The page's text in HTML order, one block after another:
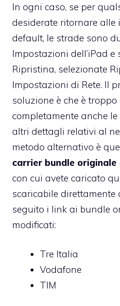
In ogni caso, se per
desiderate ritornare alle
default, le strade sono
Impostazioni dell’iPad e
Ripristina, selezionate
Impostazioni di Rete. Il
soluzione è che è
completamente anche
altri dettagli relativi al
metodo alternativo è
carrier bundle originale
con cui avete caricato
scaricabile direttamente
seguito i link ai bundle
modificati:
Tre Italia
Vodafone
TIM